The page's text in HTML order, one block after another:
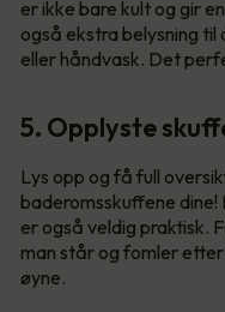
er ikke bare kult og gir
også ekstra belysning
eller håndvask. Det
5. Opplyste
Lys opp og få full
baderomsskuffene
er også veldig praktisk.
man står og fomler
øyne.